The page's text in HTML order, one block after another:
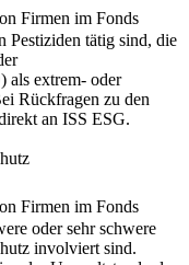
Firmen im Fonds
Pestiziden tätig sind, die
als extrem- oder
Rückfragen zu den
an ISS ESG.
Firmen im Fonds
oder sehr schwere
involviert sind.